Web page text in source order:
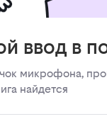
ввод в
микрофона,
найдется